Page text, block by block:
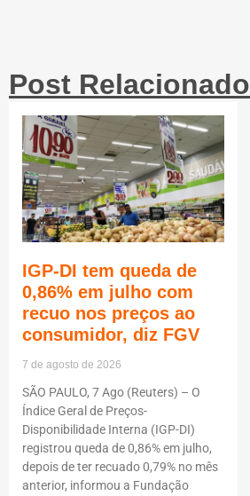
Post Relacionado
IGP-DI tem queda de
0,86% em julho com
recuo nos preços ao
consumidor, diz FGV
7 de agosto de 2026
SÃO PAULO, 7 Ago (Reuters) – O
Índice Geral de Preços-
Disponibilidade Interna (IGP-DI)
registrou queda de 0,86% em julho,
depois de ter recuado 0,79% no mês
anterior, informou a Fundação